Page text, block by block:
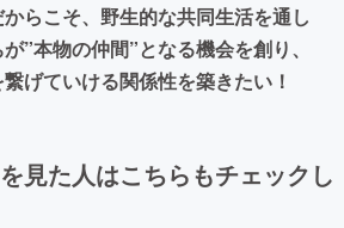
らこそ、野生的な共同生活を通し
”本物の仲間”となる機会を創り、
げていける関係性を築きたい！
見た人はこちらもチェックし